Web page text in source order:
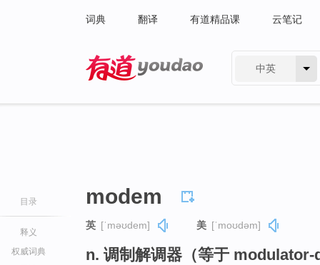
词典 翻译 有道精品课 云笔记
中英
目录
释义
权威词典
modem
英 [ˈməʊdem] 美 [ˈmoʊdəm]
n. 调制解调器（等于